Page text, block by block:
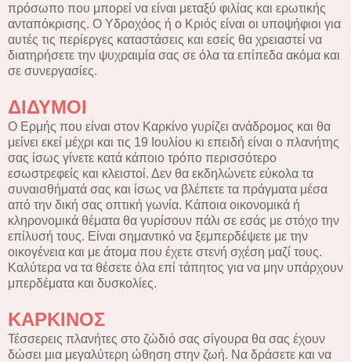
πρόσωπο που μπορεί να είναι μεταξύ φιλίας και ερωτικής
ανταπόκρισης. Ο Υδροχόος ή ο Κριός είναι οι υποψήφιοι για
αυτές τις περίεργες καταστάσεις και εσείς θα χρειαστεί να
διατηρήσετε την ψυχραιμία σας σε όλα τα επίπεδα ακόμα και
σε συνεργασίες.
ΔΙΔΥΜΟΙ
Ο Ερμής που είναι στον Καρκίνο γυρίζει ανάδρομος και θα
μείνει εκεί μέχρι και τις 19 Ιουλίου κι επειδή είναι ο πλανήτης
σας ίσως γίνετε κατά κάποιο τρόπο περισσότερο
εσωστρεφείς και κλειστοί. Δεν θα εκδηλώνετε εύκολα τα
συναισθήματά σας και ίσως να βλέπετε τα πράγματα μέσα
από την δική σας οπτική γωνία. Κάποια οικονομικά ή
κληρονομικά θέματα θα γυρίσουν πάλι σε εσάς με στόχο την
επίλυσή τους. Είναι σημαντικό να ξεμπερδέψετε με την
οικογένεια και με άτομα που έχετε στενή σχέση μαζί τους.
Καλύτερα να τα θέσετε όλα επί τάπητος για να μην υπάρχουν
μπερδέματα και δυσκολίες.
ΚΑΡΚΙΝΟΣ
Τέσσερεις πλανήτες στο ζώδιό σας σίγουρα θα σας έχουν
δώσει μια μεγαλύτερη ώθηση στην ζωή. Να δράσετε και να